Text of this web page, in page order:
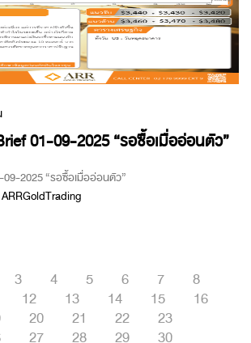
01-09-2025 “รอซื้อเมื่ออ่อนตัว”
2025 “รอซื้อเมื่ออ่อนตัว”
ARRGoldTrading
3 4 5 6 7
8
12 13 14 15
16
20 21 22
23
27 28 29
30